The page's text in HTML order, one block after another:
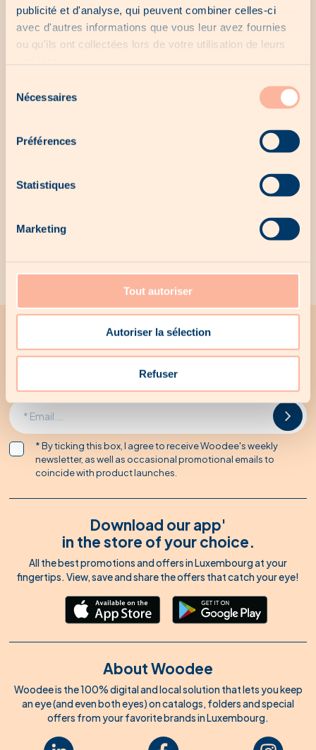
publicité et d'analyse, qui peuvent combiner celles-ci
avec d'autres informations que vous leur avez fournies
ou qu'ils ont collectées lors de votre utilisation de leurs
Nécessaires
Préférences
Statistiques
Marketing
Tout autoriser
Autoriser la sélection
Refuser
No last chance for the moment...
No local offer for the moment...
Our exclusive products
No exclusive products for the moment...
All the latest news from Woodee
Receive all Woodee promotions by email
* By ticking this box, I agree to receive Woodee's weekly
newsletter, as well as occasional promotional emails to
coincide with product launches.
Download our app'
in the store of your choice.
All the best promotions and offers in Luxembourg at your
fingertips. View, save and share the offers that catch your eye!
About Woodee
Woodee is the 100% digital and local solution that lets you keep
an eye (and even both eyes) on catalogs, folders and special
offers from your favorite brands in Luxembourg.